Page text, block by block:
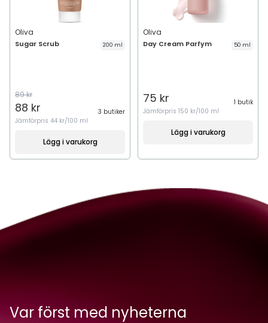
Oliva
Sugar Scrub 200 ml
89 kr
88 kr
3 butiker
Jämförpris 44 kr/100 ml
Lägg i varukorg
Oliva
Day Cream Parfym 50 ml
75 kr
1 butik
Jämförpris 150 kr/100 ml
Lägg i varukorg
Var först med nyheterna